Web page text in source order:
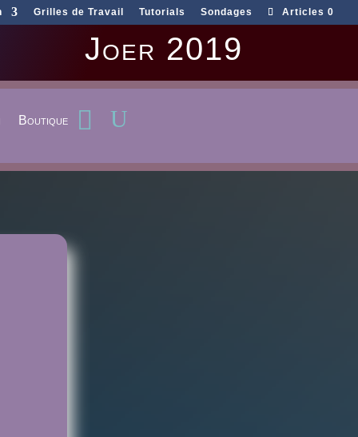
Grilles de Travail Tutorials Sondages Articles 0
Joer 2019
Boutique